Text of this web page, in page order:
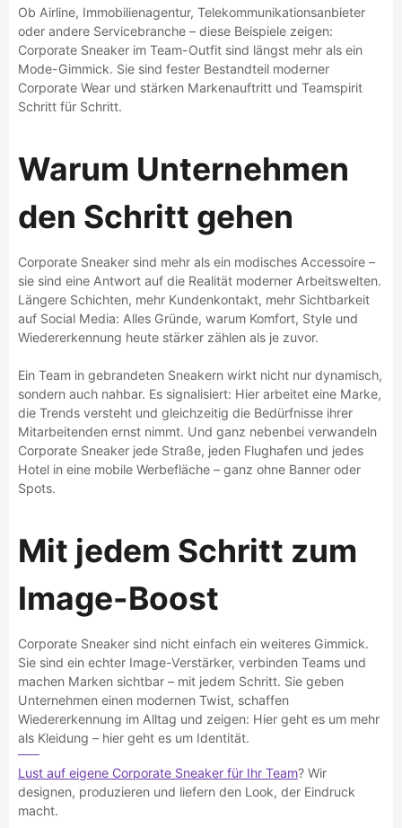
Ob Airline, Immobilienagentur, Telekommunikationsanbieter
oder andere Servicebranche – diese Beispiele zeigen:
Corporate Sneaker im Team-Outfit sind längst mehr als ein
Mode-Gimmick. Sie sind fester Bestandteil moderner
Corporate Wear und stärken Markenauftritt und Teamspirit
Schritt für Schritt.
Warum Unternehmen
den Schritt gehen
Corporate Sneaker sind mehr als ein modisches Accessoire –
sie sind eine Antwort auf die Realität moderner Arbeitswelten.
Längere Schichten, mehr Kundenkontakt, mehr Sichtbarkeit
auf Social Media: Alles Gründe, warum Komfort, Style und
Wiedererkennung heute stärker zählen als je zuvor.
Ein Team in gebrandeten Sneakern wirkt nicht nur dynamisch,
sondern auch nahbar. Es signalisiert: Hier arbeitet eine Marke,
die Trends versteht und gleichzeitig die Bedürfnisse ihrer
Mitarbeitenden ernst nimmt. Und ganz nebenbei verwandeln
Corporate Sneaker jede Straße, jeden Flughafen und jedes
Hotel in eine mobile Werbefläche – ganz ohne Banner oder
Spots.
Mit jedem Schritt zum
Image-Boost
Corporate Sneaker sind nicht einfach ein weiteres Gimmick.
Sie sind ein echter Image-Verstärker, verbinden Teams und
machen Marken sichtbar – mit jedem Schritt. Sie geben
Unternehmen einen modernen Twist, schaffen
Wiedererkennung im Alltag und zeigen: Hier geht es um mehr
als Kleidung – hier geht es um Identität.
Lust auf eigene Corporate Sneaker für Ihr Team? Wir
designen, produzieren und liefern den Look, der Eindruck
macht.